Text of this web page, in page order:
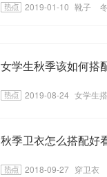
2019-01-10 靴子
女学生秋季该如何搭
2019-08-24 女学生
秋季卫衣怎么搭配好
2018-09-27 穿卫衣